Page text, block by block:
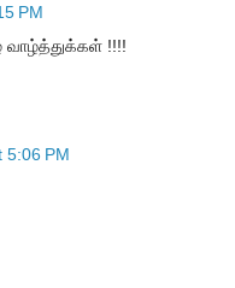
PM
!!!!
5:06 PM